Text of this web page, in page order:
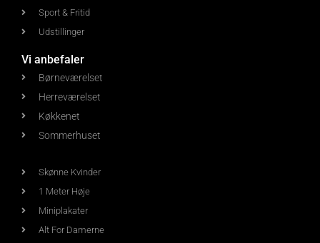
Sport & Fritid
Udstillinger
Vi anbefaler
Børneværelset
Herreværelset
Køkkenet
Sommerhuset
Skønne Kvinder
1 Meter Høje
Miniplakater
Alt For Damerne